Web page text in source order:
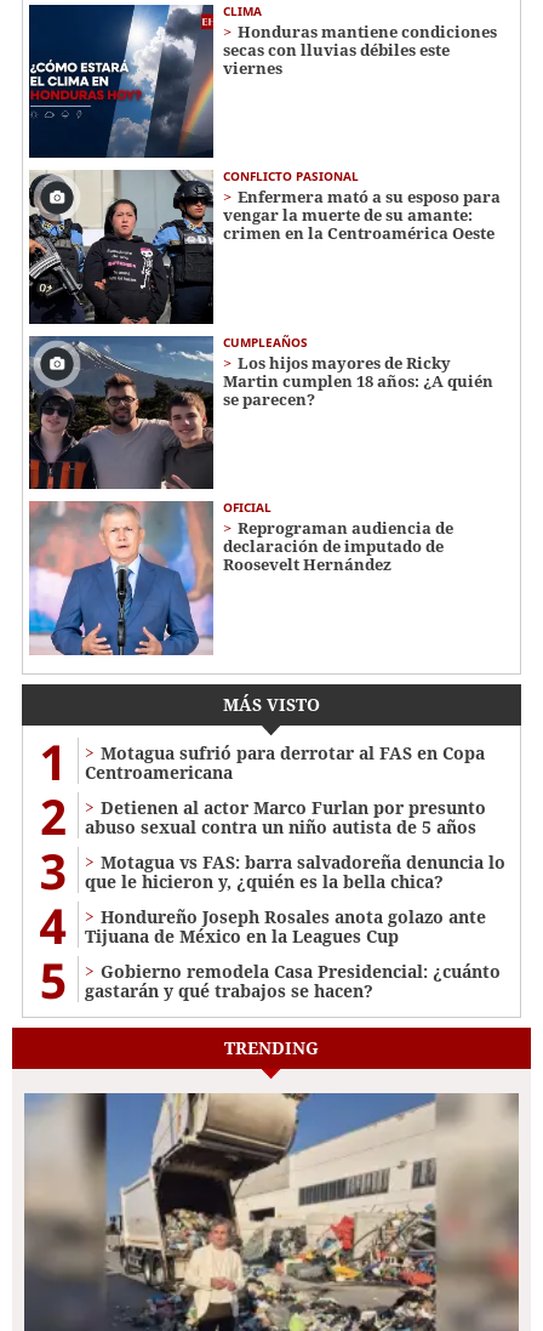
CLIMA
Honduras mantiene condiciones
secas con lluvias débiles este
viernes
CONFLICTO PASIONAL
Enfermera mató a su esposo para
vengar la muerte de su amante:
crimen en la Centroamérica Oeste
CUMPLEAÑOS
Los hijos mayores de Ricky
Martin cumplen 18 años: ¿A quién
se parecen?
OFICIAL
Reprograman audiencia de
declaración de imputado de
Roosevelt Hernández
MÁS VISTO
1
Motagua sufrió para derrotar al FAS en Copa
Centroamericana
2
Detienen al actor Marco Furlan por presunto
abuso sexual contra un niño autista de 5 años
3
Motagua vs FAS: barra salvadoreña denuncia lo
que le hicieron y, ¿quién es la bella chica?
4
Hondureño Joseph Rosales anota golazo ante
Tijuana de México en la Leagues Cup
5
Gobierno remodela Casa Presidencial: ¿cuánto
gastarán y qué trabajos se hacen?
TRENDING